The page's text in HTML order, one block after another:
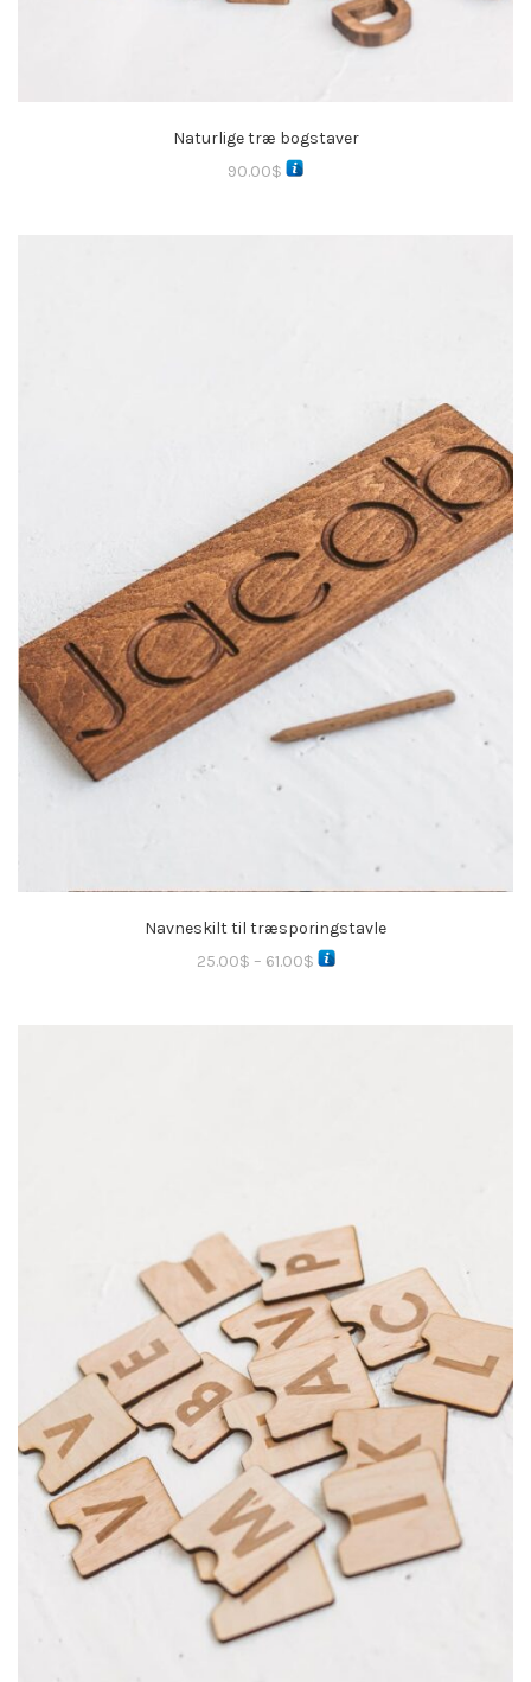
Naturlige træ bogstaver
90.00$
Navneskilt til træsporingstavle
25.00$ – 61.00$